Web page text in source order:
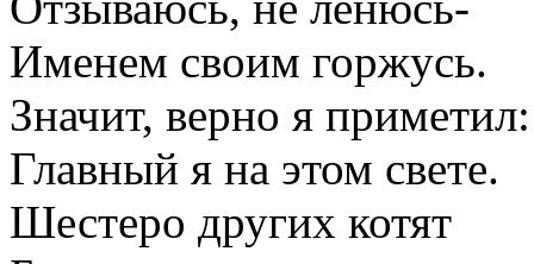
Именем своим горжусь.
Значит, верно я приметил:
Главный я на этом свете.
Шестеро других котят